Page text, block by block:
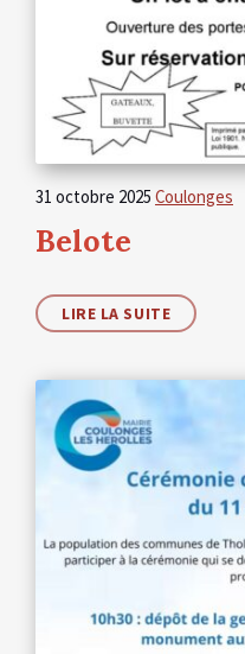
31 octobre 2025 Coulonges
Belote
LIRE LA SUITE